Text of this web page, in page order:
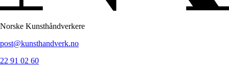
Norske Kunsthåndverkere
post@kunsthandverk.no
22 91 02 60